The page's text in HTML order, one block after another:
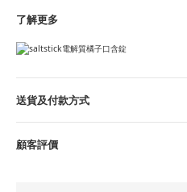
了解更多
送貨及付款方式
顧客評價